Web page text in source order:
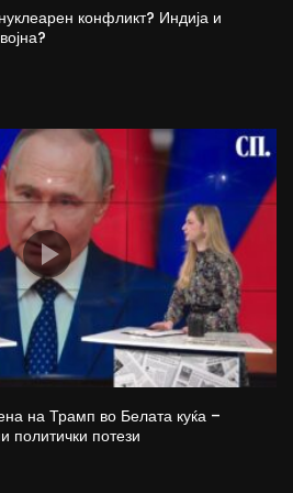
конфликт? Индија и
на Трамп во Белата куќа –
политички потези